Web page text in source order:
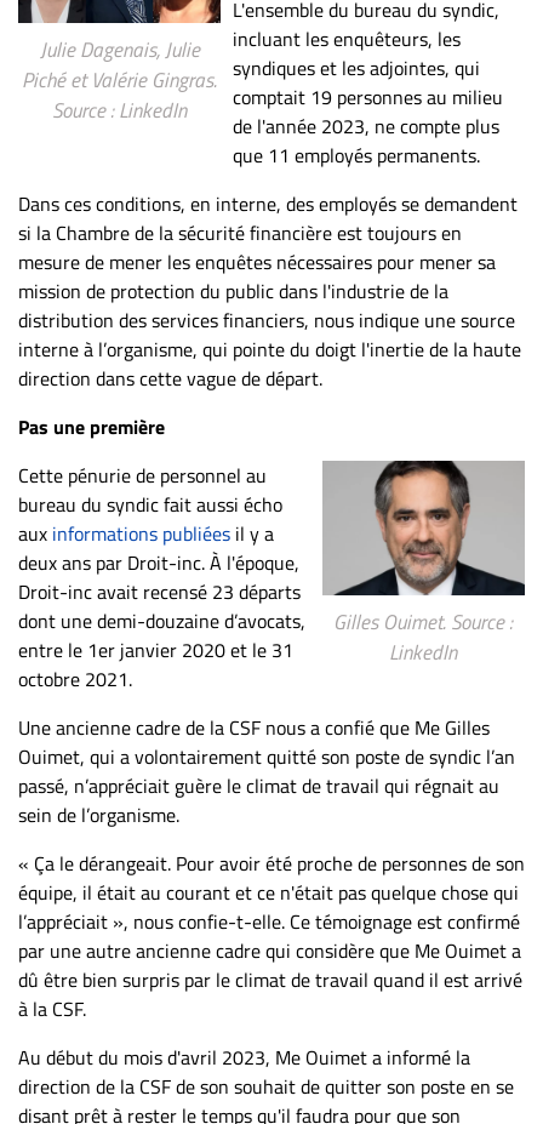
Julie Dagenais, Julie
Piché et Valérie Gingras.
Source : LinkedIn
L'ensemble du bureau du syndic,
incluant les enquêteurs, les
syndiques et les adjointes, qui
comptait 19 personnes au milieu
de l'année 2023, ne compte plus
que 11 employés permanents.
Dans ces conditions, en interne, des employés se demandent
si la Chambre de la sécurité financière est toujours en
mesure de mener les enquêtes nécessaires pour mener sa
mission de protection du public dans l'industrie de la
distribution des services financiers, nous indique une source
interne à l’organisme, qui pointe du doigt l'inertie de la haute
direction dans cette vague de départ.
Pas une première
Gilles Ouimet. Source :
LinkedIn
Cette pénurie de personnel au
bureau du syndic fait aussi écho
aux informations publiées il y a
deux ans par Droit-inc. À l'époque,
Droit-inc avait recensé 23 départs
dont une demi-douzaine d’avocats,
entre le 1er janvier 2020 et le 31
octobre 2021.
Une ancienne cadre de la CSF nous a confié que Me Gilles
Ouimet, qui a volontairement quitté son poste de syndic l’an
passé, n’appréciait guère le climat de travail qui régnait au
sein de l’organisme.
« Ça le dérangeait. Pour avoir été proche de personnes de son
équipe, il était au courant et ce n'était pas quelque chose qui
l’appréciait », nous confie-t-elle. Ce témoignage est confirmé
par une autre ancienne cadre qui considère que Me Ouimet a
dû être bien surpris par le climat de travail quand il est arrivé
à la CSF.
Au début du mois d'avril 2023, Me Ouimet a informé la
direction de la CSF de son souhait de quitter son poste en se
disant prêt à rester le temps qu'il faudra pour que son